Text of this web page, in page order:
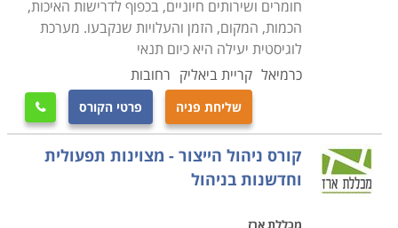
חומרים ושירותים חיוניים, בכפוף לדרישות האיכות,
הכמות, המקום, הזמן והעלויות שנקבעו. מערכת
לוגיסטית יעילה היא כיום תנאי
כרמיאל קריית ביאליק רחובות
שליחת פניה פרטי הקורס 
קורס ניהול הייצור - מצוינות תפעולית
וחדשנות בניהול
מכללת ארז